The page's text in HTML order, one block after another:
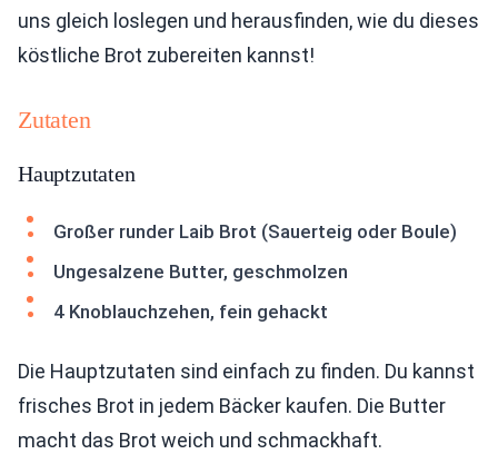
uns gleich loslegen und herausfinden, wie du dieses
köstliche Brot zubereiten kannst!
Zutaten
Hauptzutaten
Großer runder Laib Brot (Sauerteig oder Boule)
Ungesalzene Butter, geschmolzen
4 Knoblauchzehen, fein gehackt
Die Hauptzutaten sind einfach zu finden. Du kannst
frisches Brot in jedem Bäcker kaufen. Die Butter
macht das Brot weich und schmackhaft.